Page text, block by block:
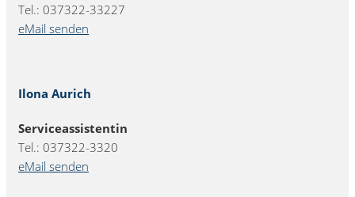
Tel.: 037322-33227
eMail senden
Ilona Aurich
Serviceassistentin
Tel.: 037322-3320
eMail senden